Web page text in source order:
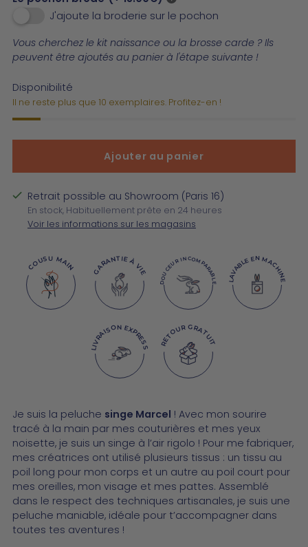
J'ajoute la broderie sur le pochon
Vous cherchez le kit naissance ou la brosse carde ? Ils
peuvent être ajoutés au panier à l'étape suivante !
Disponibilité
Il ne reste plus que 10 exemplaires. Profitez-en !
Ajouter au panier
Retrait possible au Showroom (Paris 16)
En stock, Habituellement prête en 24 heures
Voir les informations sur les magasins
COUSU MAIN GARANTIE À VIE DOUCEUR INCOMPARABLE LAVABLE EN MACHINE
LIVRAISON EXPRESS RETOUR GRATUIT
Ajouter
un
produit
à
votre
panier
Je suis la peluche singe Marcel ! Avec mon sourire
tracé à la main par mes couturières et mes yeux
noisette, je suis un singe à l’air rigolo ! Pour me fabriquer,
mes créatrices ont utilisé plusieurs tissus : un tissu au
poil long pour mon corps et un autre au poil court pour
mes oreilles, mon visage et mes pattes. Assemblé
dans le respect des techniques artisanales, je suis une
peluche maniable, idéale pour t’accompagner dans
toutes tes aventures !